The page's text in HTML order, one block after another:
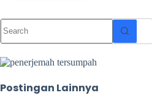
No
results
Postingan Lainnya